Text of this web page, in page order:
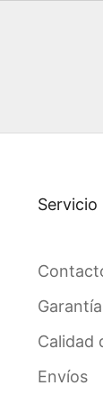
Servicio
Calidad
Envíos